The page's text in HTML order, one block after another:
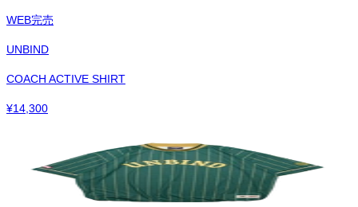
WEB完売
UNBIND
COACH ACTIVE SHIRT
¥14,300